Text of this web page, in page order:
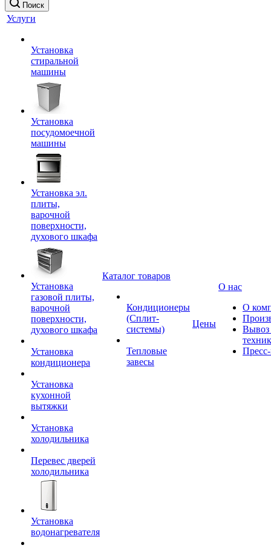
Поиск
Услуги
Установка
стиральной
машины
Установка
посудомоечной
машины
Установка эл.
плиты,
варочной
поверхности,
духового шкафа
Установка
газовой плиты,
варочной
поверхности,
духового шкафа
Установка
кондиционера
Установка
кухонной
вытяжки
Установка
холодильника
Перевес дверей
холодильника
Установка
водонагревателя
Каталог товаров
Кондиционеры
(Сплит-
системы)
Тепловые
завесы
Цены
О нас
О
Вывоз